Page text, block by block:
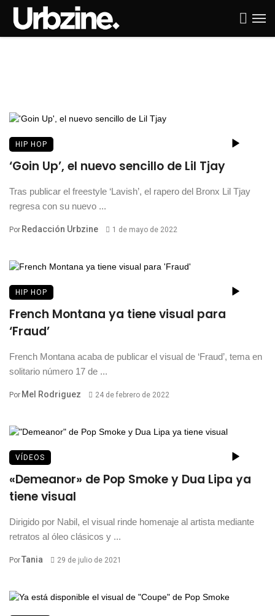
HIP HOP
‘Goin Up’, el nuevo sencillo de Lil Tjay
Tras publicar el freestyle ‘Lavish’, el rapero del Bronx Lil Tjay
regresa con su nuevo ...
Por Redacción Urbzine 1 de mayo de 2022
HIP HOP
French Montana ya tiene visual para
‘Fraud’
French Montana acaba de publicar el visual de ‘Fraud’, tema en
solitario número 17 de ...
Por Mel Rodriguez 24 de febrero de 2022
VÍDEOS
«Demeanor» de Pop Smoke y Dua Lipa ya
tiene visual
Dirigido por Nabil, el visual rinde homenaje al artista mediante
retratos al óleo clásicos y ...
PorTania 29 de julio de 2021